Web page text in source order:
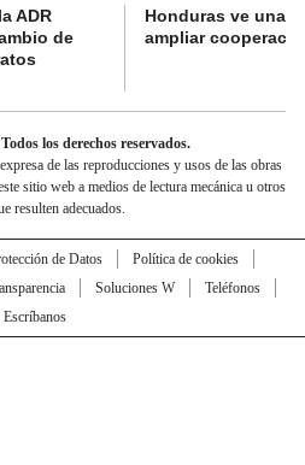
ADR
de
Honduras ve una
ampliar
los derechos reservados.
de las reproducciones y usos de las obras
sitio web a medios de lectura mecánica u otros
resulten adecuados.
de Datos
Política de cookies
Soluciones W
Teléfonos
Escríbanos